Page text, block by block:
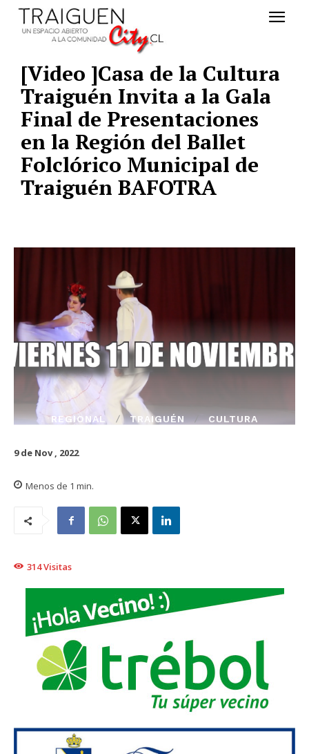
[Video ]Casa de la Cultura
Traiguén Invita a la Gala
Final de Presentaciones
en la Región del Ballet
Folclórico Municipal de
Traiguén BAFOTRA
REGIONAL TRAIGUÉN CULTURA
9 de Nov , 2022
Menos de 1 min.
314Visitas